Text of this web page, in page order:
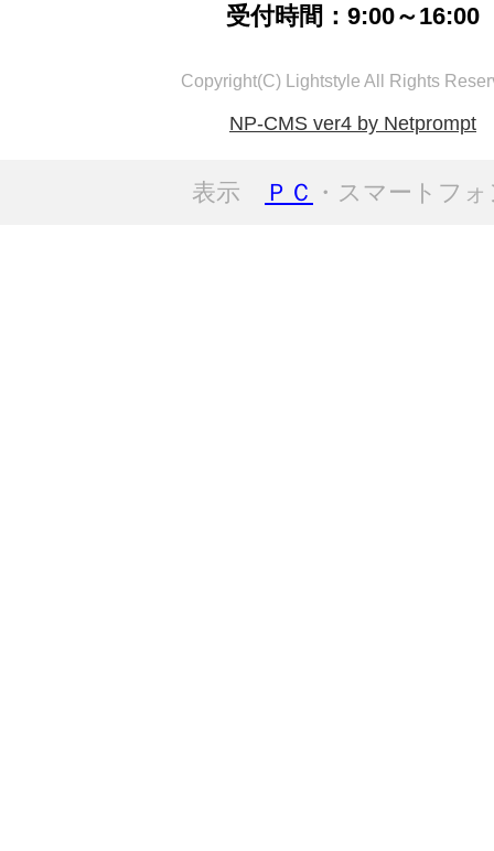
受付時間：9:00～16:00
Copyright(C) Lightstyle All Rights
NP-CMS ver4 by Netprompt
表示 ＰＣ ・スマートフ